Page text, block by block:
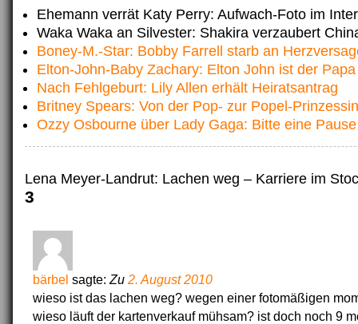
Ehemann verrät Katy Perry: Aufwach-Foto im
Waka Waka an Silvester: Shakira verzaubert
Boney-M.-Star: Bobby Farrell starb an
Elton-John-Baby Zachary: Elton John ist der Papa
Nach Fehlgeburt: Lily Allen erhält Heiratsantrag
Britney Spears: Von der Pop- zur Popel-Prinzessin
Ozzy Osbourne über Lady Gaga: Bitte eine Pause
Lena Meyer-Landrut: Lachen weg – Karriere im
3
bärbel sagte: Zu 2. August 2010
wieso ist das lachen weg? wegen einer fotomäßigen
wieso läuft der kartenverkauf mühsam? ist doch noch 9